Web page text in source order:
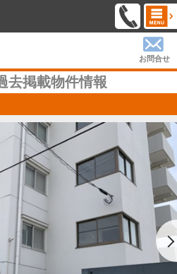
お問合せ
去掲載物件情報